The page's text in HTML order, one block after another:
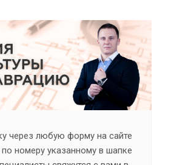
через любую форму на сайте
номеру указанному в шапке